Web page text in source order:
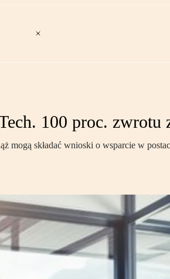
100 proc. zwrotu
składać wnioski o wsparcie w